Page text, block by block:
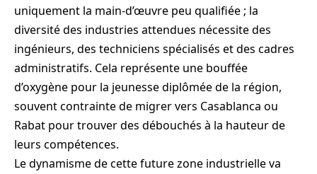
uniquement la main-d’œuvre peu qualifiée ; la
diversité des industries attendues nécessite des
ingénieurs, des techniciens spécialisés et des cadres
administratifs. Cela représente une bouffée
d’oxygène pour la jeunesse diplômée de la région,
souvent contrainte de migrer vers Casablanca ou
Rabat pour trouver des débouchés à la hauteur de
leurs compétences.
Le dynamisme de cette future zone industrielle va